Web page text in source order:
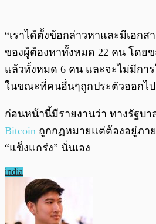
“เราได้ตั้งข้อกล่าวหาและมีเอก
ของผู้ต้องหาทั้งหมด 22 คน โดย
แล้วทั้งหมด 6 คน และจะไม่มีกา
ในขณะที่คนอื่นๆถูกประตัวออกไป
ก่อนหน้านี้มีรายงานว่า ทางรัฐบา
Bitcoin ถูกกฏหมายแต่ต้องอยู่ภา
“แข็งแกร่ง” นั่นเอง
india